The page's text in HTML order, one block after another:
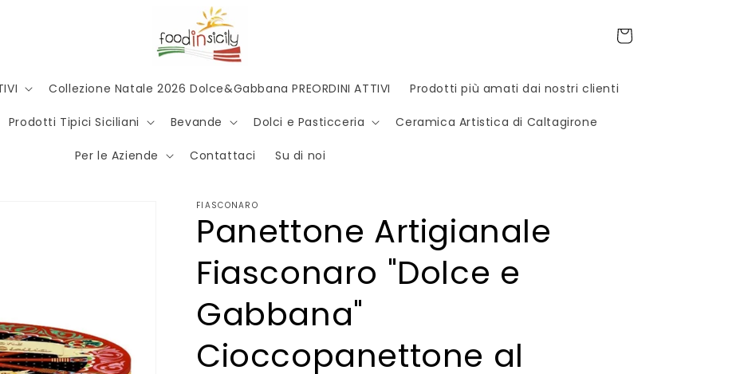
Collezione Natale 2026 Dolce&Gabbana PREORDINI ATTIVI Prodotti più amati dai nostri clienti
Prodotti Tipici Siciliani Bevande Dolci e Pasticceria Ceramica Artistica di Caltagirone
Per le Aziende Contattaci Su di noi
Carrello
FIASCONARO
Panettone Artigianale
Fiasconaro "Dolce e
Gabbana"
Cioccopanettone al